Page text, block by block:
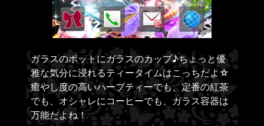
ガラスのポットにガラスのカップ♪ちょっと優
雅な気分に浸れるティータイムはこっちだよ☆
癒やし度の高いハーブティーでも、定番の紅茶
でも、オシャレにコーヒーでも、ガラス容器は
万能だよね！